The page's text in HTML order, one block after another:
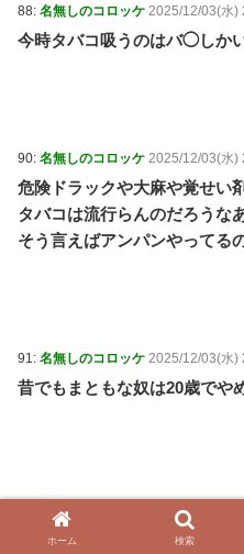
88: 名無しのコロッケ 2025/12/03(水)
今時タバコ吸うのはバ◯しか
90: 名無しのコロッケ 2025/12/03(水)
危険ドラックや大麻や覚せい
タバコは流行らんのだろうな
そう言えばアンパンやってる
91: 名無しのコロッケ 2025/12/03(水)
昔でもまともな奴は20歳でや
たばこ地方税は1兆円以上ある
ホーム 検索